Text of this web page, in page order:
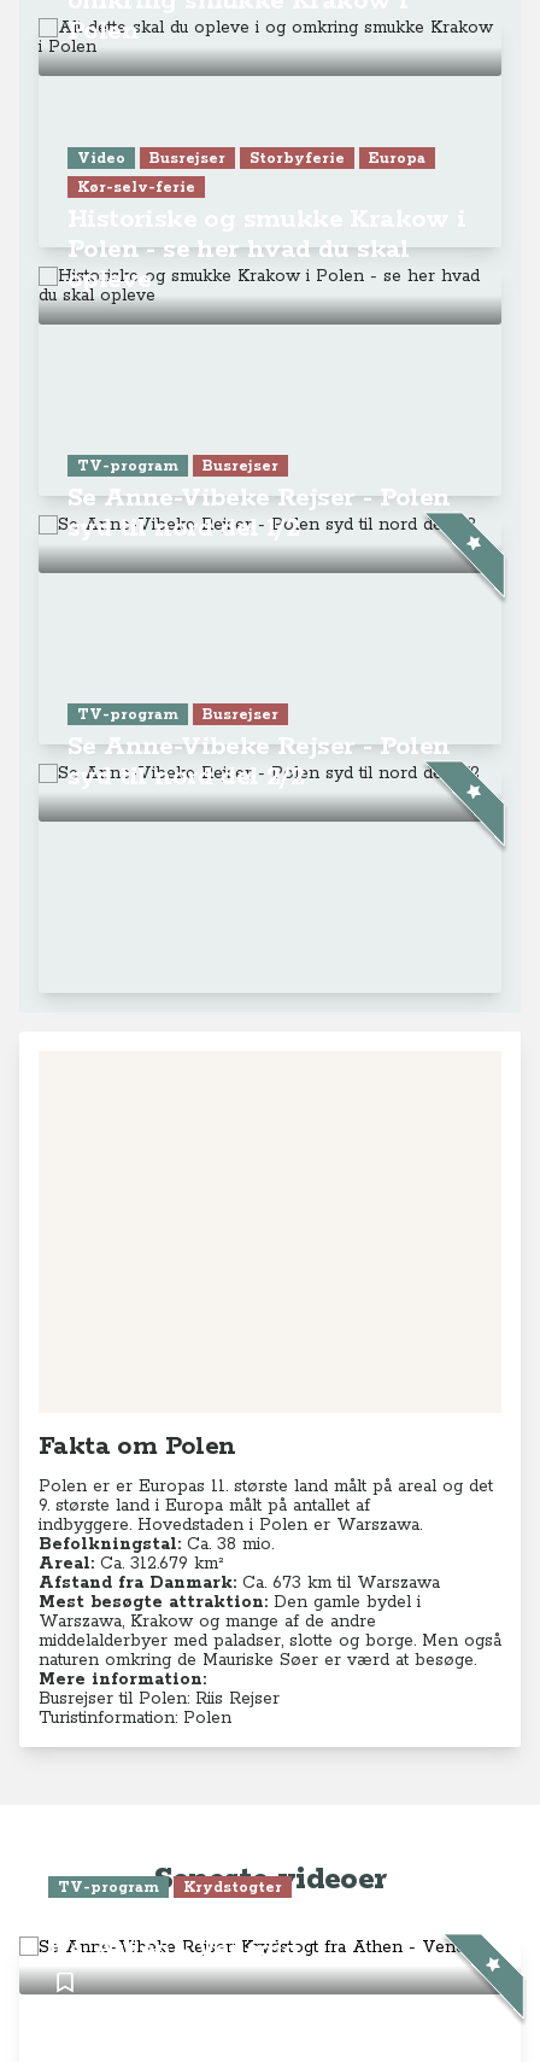
Polen
Video Busrejser Storbyferie
Europa
Kør-selv-ferie
Polen - se her hvad du skal
opleve
TV-program Busrejser
Se Anne-Vibeke Rejser - Polen
syd til nord del 1/2
TV-program Busrejser
Se Anne-Vibeke Rejser - Polen
syd til nord del 2/2
Fakta om Polen
Polen er er Europas 11. største land målt på areal og det
9. største land i Europa målt på antallet af
indbyggere. Hovedstaden i Polen er Warszawa.
Befolkningstal: Ca. 38 mio.
Areal: Ca. 312.679 km²
Afstand fra Danmark: Ca. 673 km til Warszawa
Mest besøgte attraktion: Den gamle bydel i
Warszawa, Krakow og mange af de andre
middelalderbyer med paladser, slotte og borge. Men også
naturen omkring de Mauriske Søer er værd at besøge.
Mere information:
Busrejser til Polen: Riis Rejser
Turistinformation: Polen
Seneste videoer
TV-program Krydstogter
fra Athen - Venedig